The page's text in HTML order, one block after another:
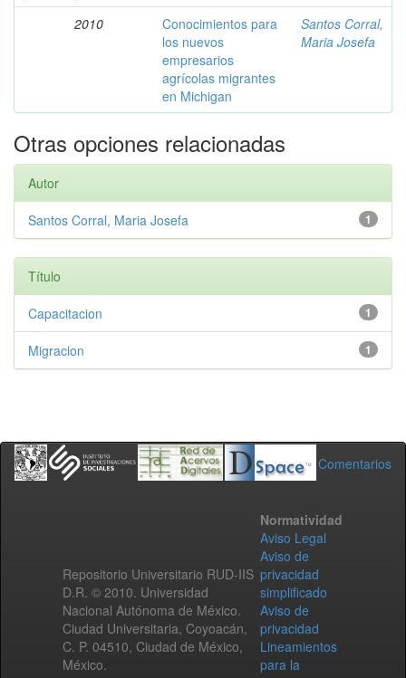
2010
Conocimientos para
los nuevos
empresarios
agrícolas migrantes
en Michigan
Santos Corral,
Maria Josefa
Otras opciones relacionadas
Autor
1
Santos Corral, Maria Josefa
Título
1
Capacitacion
1
Migracion
Comentarios
Repositorio Universitario RUD-IIS
D.R. © 2010. Universidad
Nacional Autónoma de México.
Ciudad Universitaria, Coyoacán,
C. P. 04510, Ciudad de México,
México.
Normatividad
Aviso Legal
Aviso de
privacidad
simplificado
Aviso de
privacidad
Lineamientos
para la